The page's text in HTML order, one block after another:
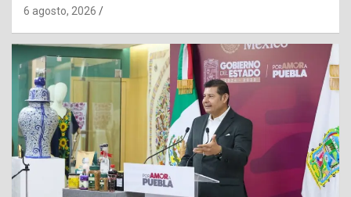
6 agosto, 2026